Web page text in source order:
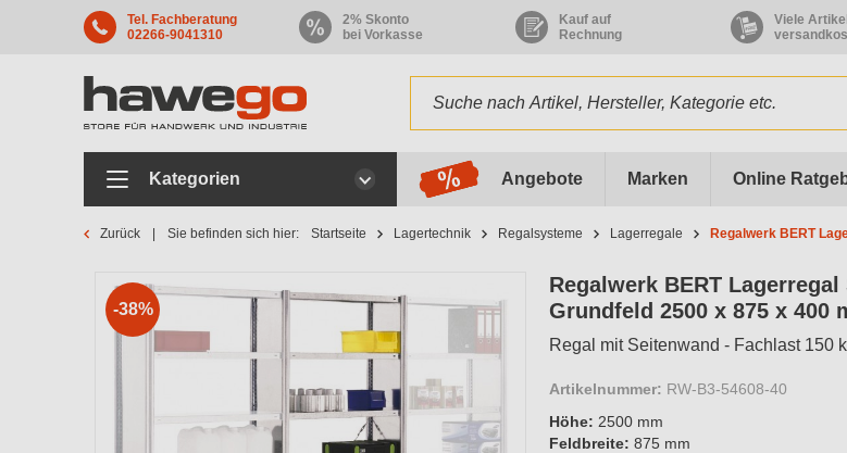
Tel. Fachberatung
02266-9041310
2% Skonto
bei Vorkasse
Kauf auf
Rechnung
Viele Artikel
Kategorien Angebote Marken Online
Zurück Sie befinden sich hier: Startseite Lagertechnik Regalsysteme Lagerregale Regalwerk BERT
-38%
Regalwerk BERT Lagerregal
Grundfeld 2500 x 875 x 400
Regal mit Seitenwand - Fachlast 150
Artikelnummer: RW-B3-54608-40
Höhe: 2500 mm
Feldbreite: 875 mm